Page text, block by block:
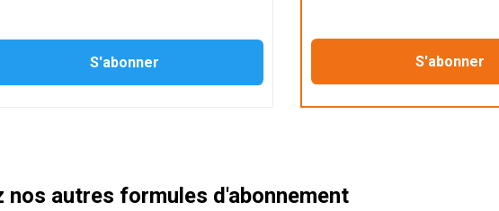
nos autres formules d'abonnement